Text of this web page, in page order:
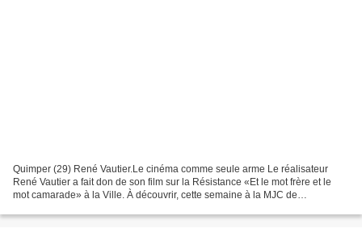
Quimper (29) René Vautier.Le cinéma comme seule arme Le réalisateur
René Vautier a fait don de son film sur la Résistance «Et le mot frère et le
mot camarade» à la Ville. À découvrir, cette semaine à la MJC de